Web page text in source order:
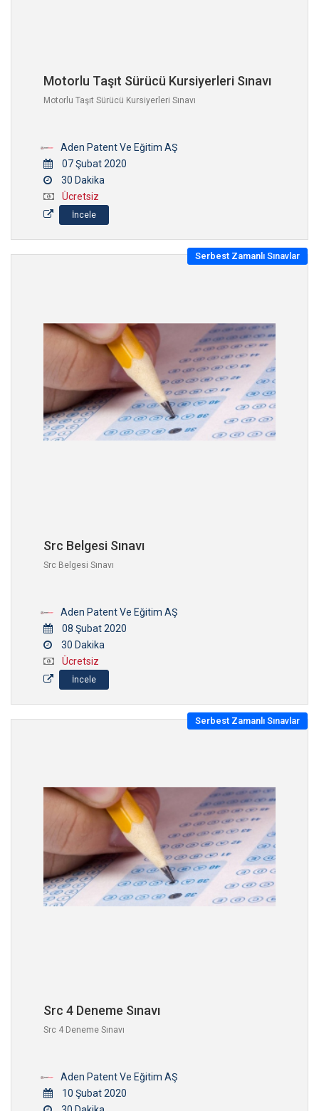
Motorlu Taşıt Sürücü Kursiyerleri Sınavı
Motorlu Taşıt Sürücü Kursiyerleri Sınavı
Aden Patent Ve Eğitim AŞ
07 Şubat 2020
30 Dakika
Ücretsiz
İncele
Src Belgesi Sınavı
Src Belgesi Sınavı
Aden Patent Ve Eğitim AŞ
08 Şubat 2020
30 Dakika
Ücretsiz
İncele
Serbest Zamanlı Sınavlar
Src 4 Deneme Sınavı
Src 4 Deneme Sınavı
Aden Patent Ve Eğitim AŞ
10 Şubat 2020
Serbest Zamanlı Sınavlar